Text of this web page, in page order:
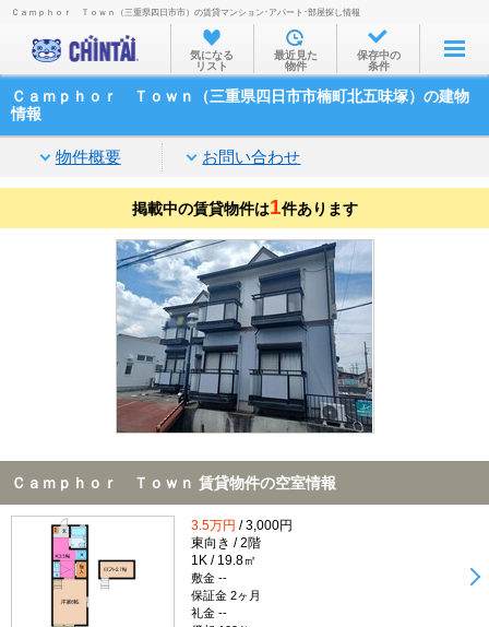
お部屋を探す
沿線・駅から
家賃相場から
通勤通学時間から
物件特集から
不動産会社から
TOP
Ｃａｍｐｈｏｒ Ｔｏｗｎ（三重県四日市市）の賃貸マンション･アパート･部屋探し情報
気になる
リスト
最近見た
物件
保存中の
条件
Ｃａｍｐｈｏｒ Ｔｏｗｎ（三重県四日市市楠町北五味塚）の建物
情報
物件概要 お問い合わせ
掲載中の賃貸物件は1件あります
Ｃａｍｐｈｏｒ Ｔｏｗｎ 賃貸物件の空室情報
3.5万円 / 3,000円
東向き / 2階
1K / 19.8㎡
敷金 --
保証金 2ヶ月
礼金 --